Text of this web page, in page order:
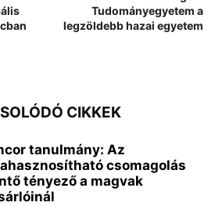
Tudományegyetem a
legzöldebb hazai egyetem
CIKKEK
tanulmány: Az
csomagolás
tényező a magvak